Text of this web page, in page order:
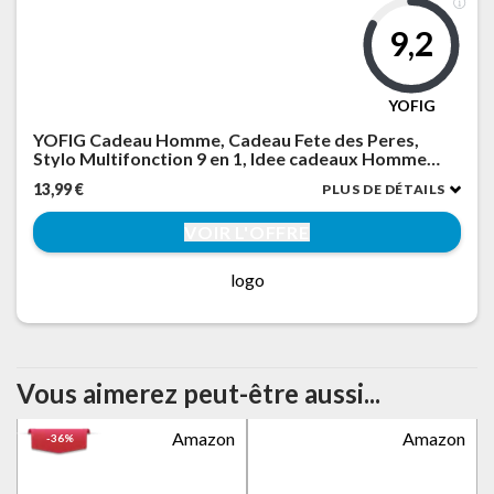
9,2
YOFIG
YOFIG Cadeau Homme, Cadeau Fete des Peres,
Stylo Multifonction 9 en 1, Idee cadeaux Homme
Original, Gadget Insolite Utile Stylo Personnalisé,
cadeaux Fête des Pères
13,99 € PLUS DE DÉTAILS
logo
Vous aimerez peut-être aussi...
Amazon
-36% Amazon